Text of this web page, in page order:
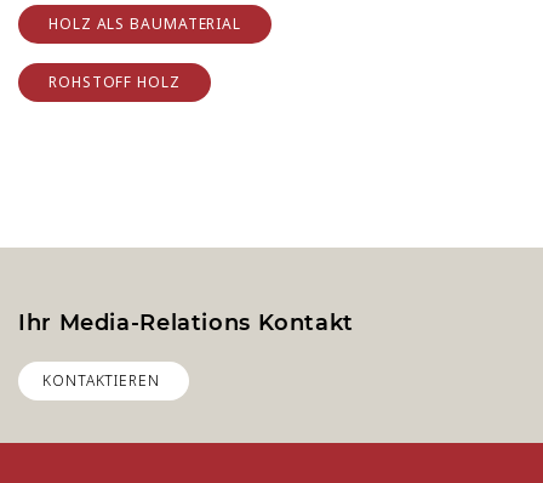
HOLZ ALS BAUMATERIAL
ROHSTOFF HOLZ
Ihr Media-Relations Kontakt
KONTAKTIEREN